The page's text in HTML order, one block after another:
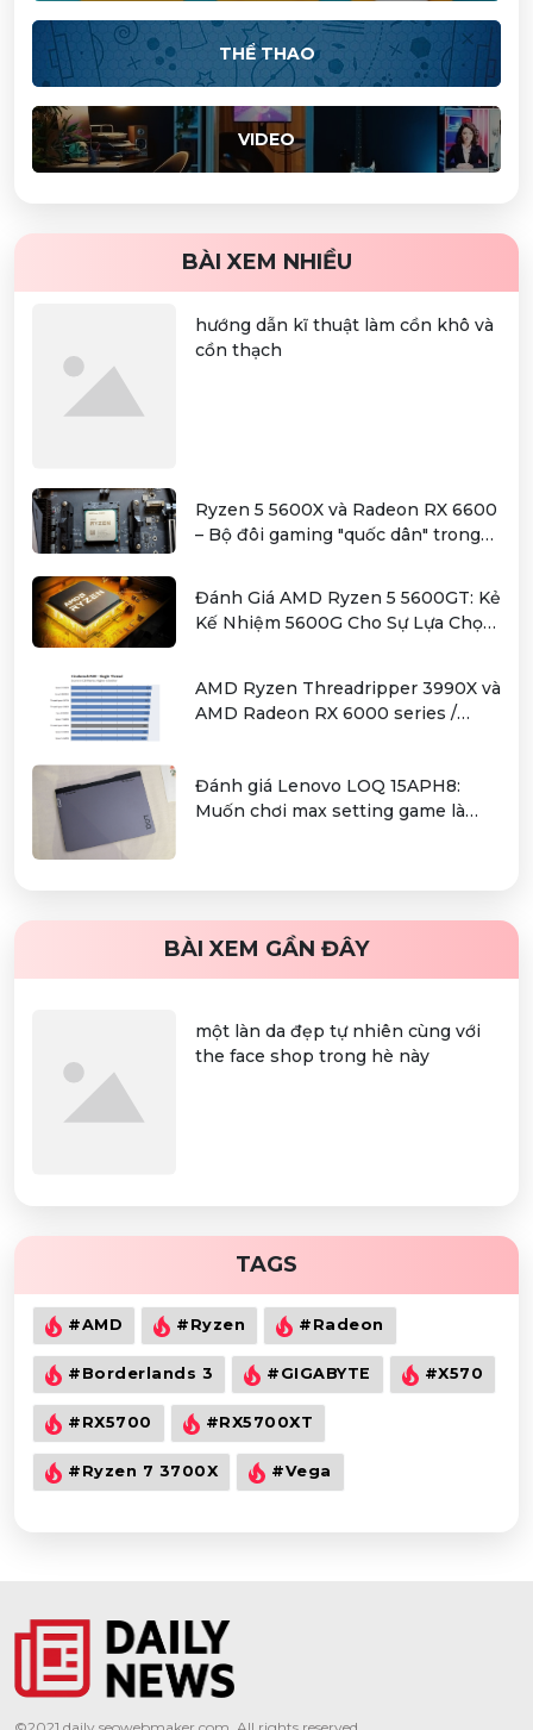
THỂ THAO
VIDEO
BÀI XEM NHIỀU
hướng dẫn kĩ thuật làm cồn khô và
cồn thạch
Ryzen 5 5600X và Radeon RX 6600
– Bộ đôi gaming "quốc dân" trong
Đánh Giá AMD Ryzen 5 5600GT: Kẻ
Kế Nhiệm 5600G Cho Sự Lựa Chọn
AMD Ryzen Threadripper 3990X và
AMD Radeon RX 6000 series /
làm đồ hoạ chuyên nghiệp
Đánh giá Lenovo LOQ 15APH8:
Muốn chơi max setting game là
BÀI XEM GẦN ĐÂY
một làn da đẹp tự nhiên cùng với
the face shop trong hè này
TAGS
#AMD #Ryzen #Radeon
#Borderlands 3 #GIGABYTE #X570
#RX5700 #RX5700XT
#Ryzen 7 3700X #Vega